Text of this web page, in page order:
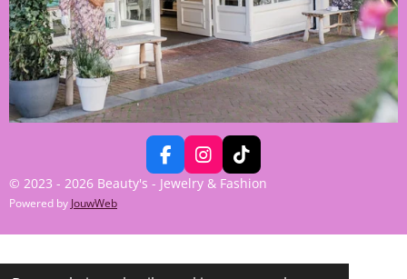
F
A
B
O
I
N
A
R
T
I
O
© 2023 - 2026 Beauty's - Jewelry & Fashion
Powered by JouwWeb